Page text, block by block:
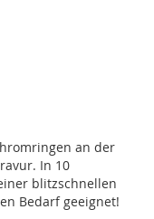
an der
In 10
blitzschnellen
Bedarf geeignet!